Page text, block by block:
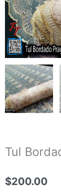
Tul
$200.00